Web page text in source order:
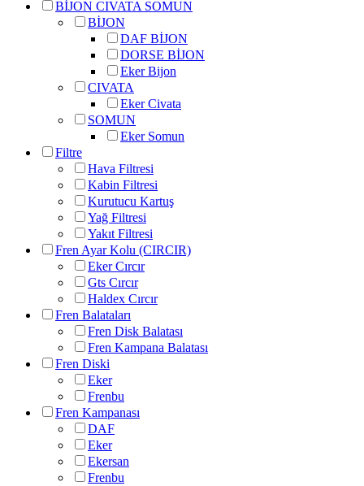
BİJON CIVATA SOMUN
BİJON
DAF BİJON
DORSE BİJON
Eker Bijon
CIVATA
Eker Civata
SOMUN
Eker Somun
Filtre
Hava Filtresi
Kabin Filtresi
Kurutucu Kartuş
Yağ Filtresi
Yakıt Filtresi
Fren Ayar Kolu (CIRCIR)
Eker Cırcır
Gts Cırcır
Haldex Cırcır
Fren Balataları
Fren Disk Balatası
Fren Kampana Balatası
Fren Diski
Eker
Frenbu
Fren Kampanası
DAF
Eker
Ekersan
Frenbu